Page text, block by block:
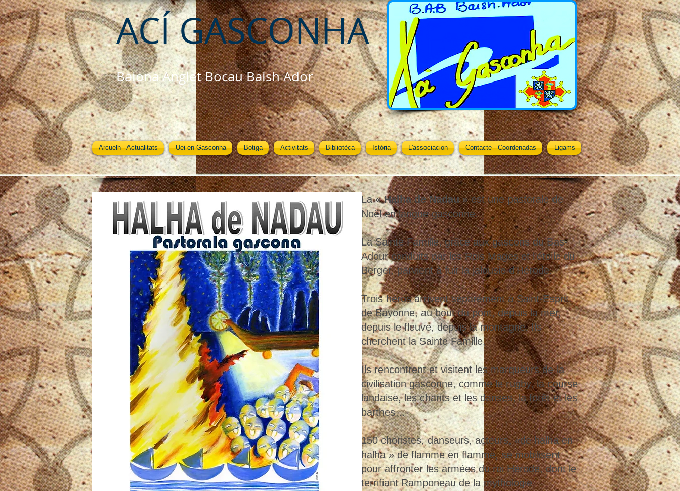
ACÍ GASCONHA
Baiona Anglet Bocau Baish Ador
Arcuelh - Actualitats Uei en Gasconha Botiga Activitats Bibliotèca Istòria L'associacion Contacte - Coordenadas Ligams
La« Halha de Nadau »est une pastorale de
Noël en langue gasconne.
La Sainte Famille, grâce aux gascons du Bas-
Adour conduits par les Rois Mages et l’étoile du
Berger, parvient à fuir la jalousie d’Hérode.
Trois héros arrivent séparément à Saint-Esprit
de Bayonne, au bout du pont, depuis la mer,
depuis le fleuve, depuis la montagne. Ils
cherchent la Sainte Famille.
Ils rencontrent et visitent les marqueurs de la
civilisation gasconne, comme le rugby, la course
landaise, les chants et les danses, la forêt et les
barthes…
150 choristes, danseurs, acteurs, «de halha en
halha » de flamme en flamme, se mobilisent
pour affronter les armées du roi Hérode, dont le
terrifiant Ramponeau de la mythologie